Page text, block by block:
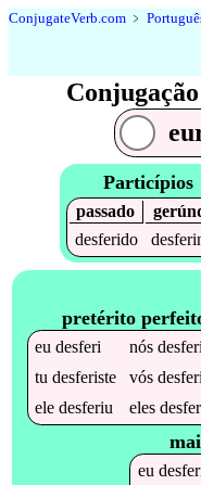
ConjugateVerb.com ﹥
Particípios
passado
desferido
pretérito
eudesferi nós
tudesferiste vós
eledesferiu eles
eu